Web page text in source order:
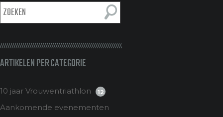
ARTIKELEN PER CATEGORIE
10 jaar Vrouwentriathlon 12
Aankomende evenementen